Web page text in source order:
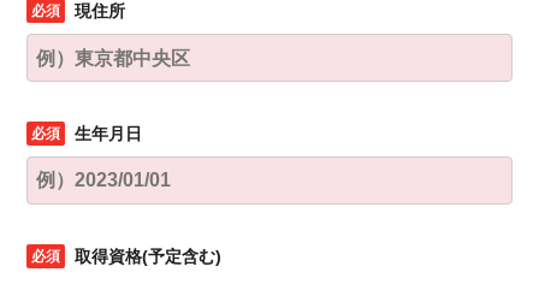
現住所
生年月日
取得資格(予定含む)